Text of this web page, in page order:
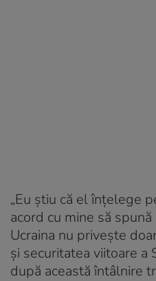
„Eu ştiu că el înţelege
acord cu mine să
Ucraina nu priveşte
şi securitatea viitoare a
după această întâlnire